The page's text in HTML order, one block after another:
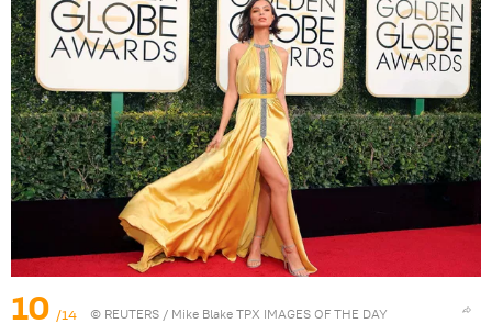
10 /14 © REUTERS / Mike Blake TPX IMAGES OF THE DAY